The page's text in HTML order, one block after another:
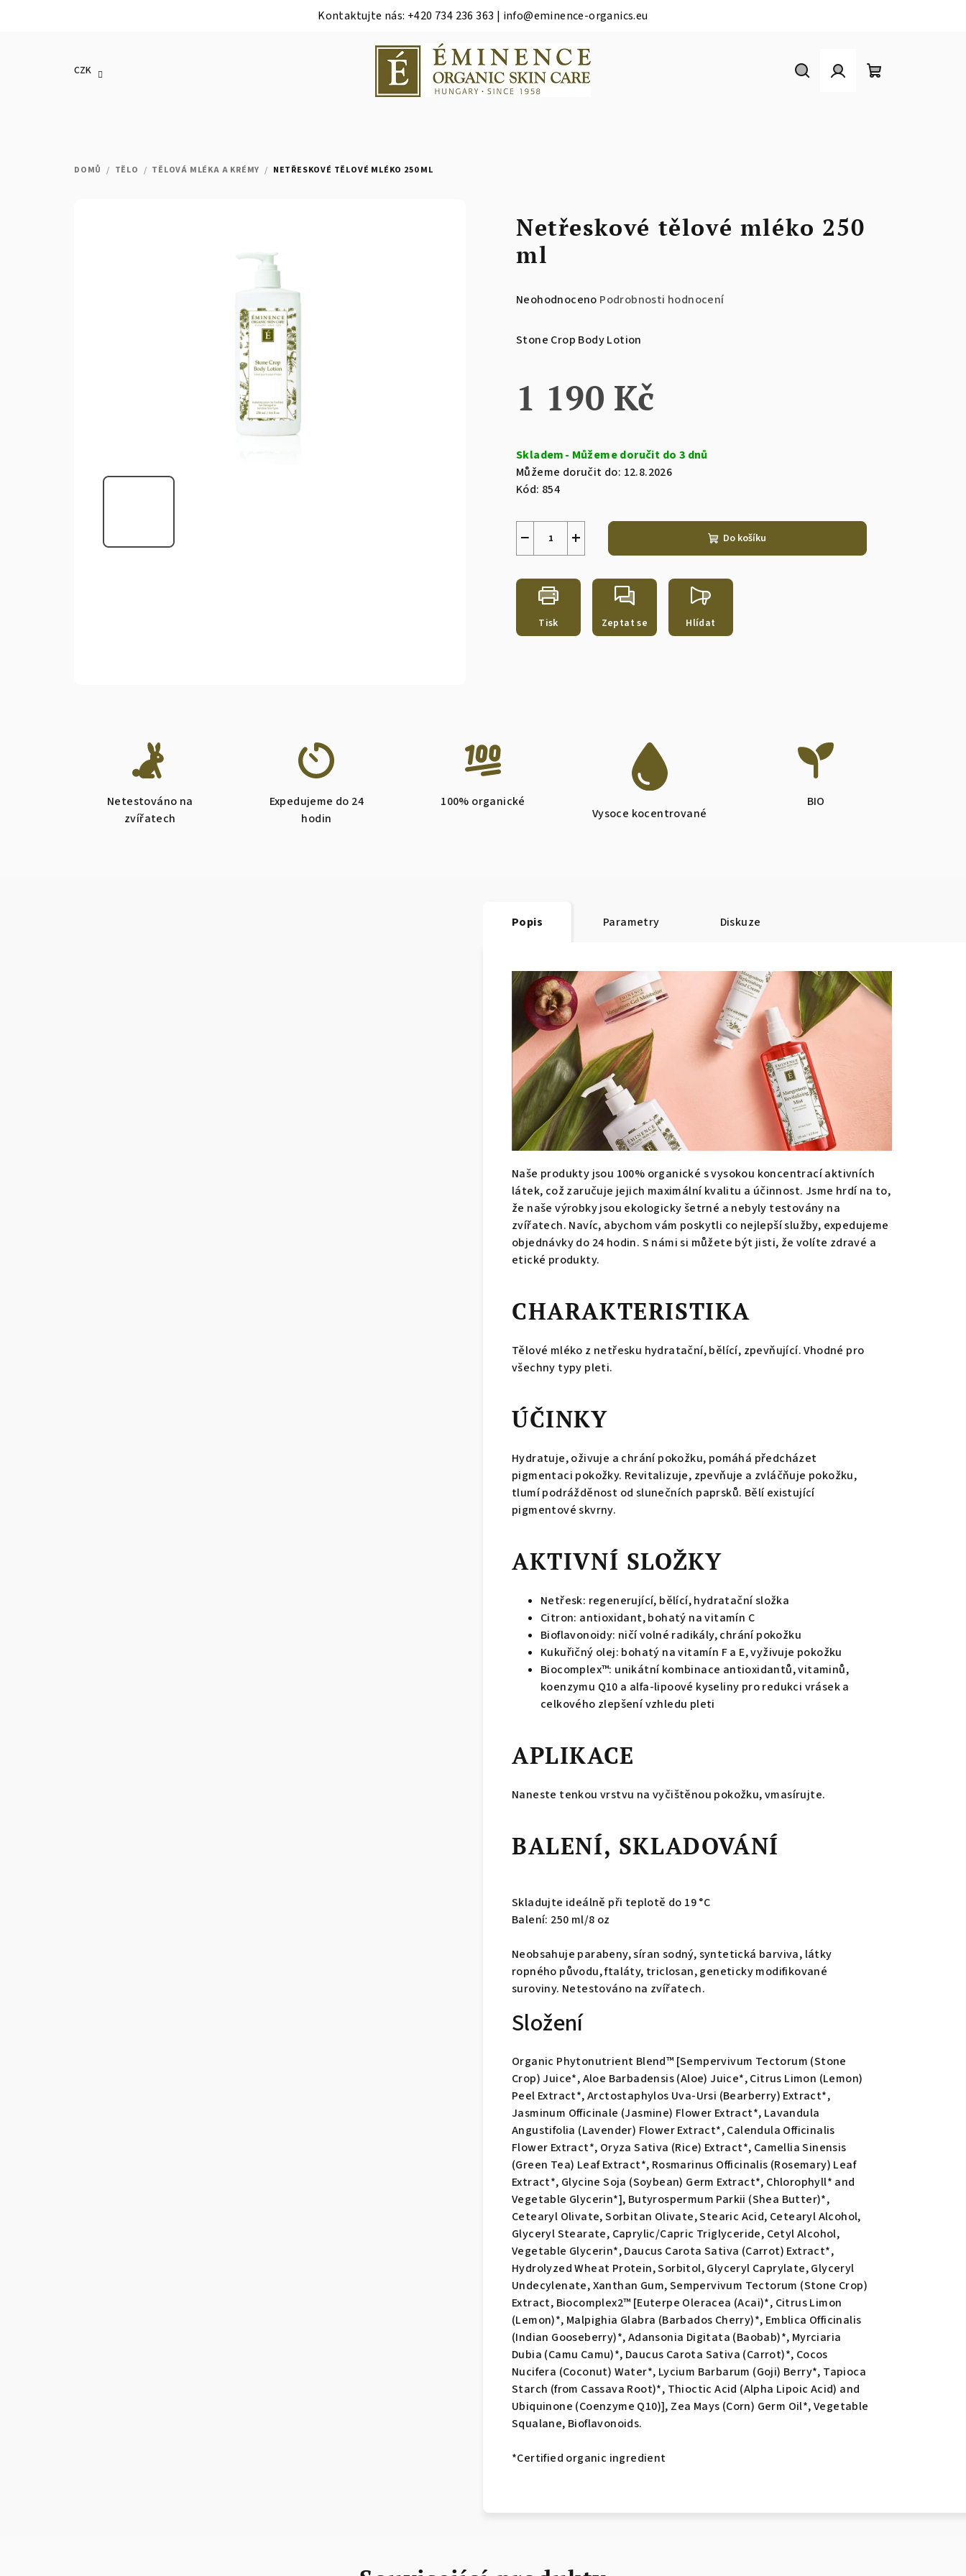
Kontaktujte nás: +420 734 236 363 | info@eminence-organics.eu
CZK
DOMŮ / TĚLO / TĚLOVÁ MLÉKA A KRÉMY / NETŘESKOVÉ TĚLOVÉ MLÉKO 250 ML
Netřeskové tělové mléko 250
ml
Průměrné
produktu
z
Neohodnoceno Podrobnosti hodnocení
Stone Crop Body Lotion
1 190 Kč
cena:
Skladem
Můžeme doručit do: 12.8.2026
Kód: 854
+
− Do košíku
Tisk Zeptat se Hlídat
Netestováno na
zvířatech
Expedujeme do 24
hodin
100% organické
Vysoce kocentrované
BIO
Popis Parametry Diskuze
Naše produkty jsou 100% organické s vysokou koncentrací aktivních
látek, což zaručuje jejich maximální kvalitu a účinnost. Jsme hrdí na to,
že naše výrobky jsou ekologicky šetrné a nebyly testovány na
zvířatech. Navíc, abychom vám poskytli co nejlepší služby, expedujeme
objednávky do 24 hodin. S námi si můžete být jisti, že volíte zdravé a
etické produkty.
CHARAKTERISTIKA
Tělové mléko z netřesku hydratační, bělící, zpevňující. Vhodné pro
všechny typy pleti.
ÚČINKY
Hydratuje, oživuje a chrání pokožku, pomáhá předcházet
pigmentaci pokožky. Revitalizuje, zpevňuje a zvláčňuje pokožku,
tlumí podrážděnost od slunečních paprsků. Bělí existující
pigmentové skvrny.
AKTIVNÍ SLOŽKY
Netřesk: regenerující, bělící, hydratační složka
Citron: antioxidant, bohatý na vitamín C
Bioflavonoidy: ničí volné radikály, chrání pokožku
Kukuřičný olej: bohatý na vitamín F a E, vyživuje pokožku
Biocomplex™: unikátní kombinace antioxidantů, vitaminů,
koenzymu Q10 a alfa-lipoové kyseliny pro redukci vrásek a
celkového zlepšení vzhledu pleti
APLIKACE
Naneste tenkou vrstvu na vyčištěnou pokožku, vmasírujte.
BALENÍ, SKLADOVÁNÍ
Skladujte ideálně při teplotě do 19 °C
Balení: 250 ml/8 oz
Neobsahuje parabeny, síran sodný, syntetická barviva, látky
ropného původu, ftaláty, triclosan, geneticky modifikované
suroviny. Netestováno na zvířatech.
Složení
Organic Phytonutrient Blend™ [Sempervivum Tectorum (Stone
Crop) Juice*, Aloe Barbadensis (Aloe) Juice*, Citrus Limon (Lemon)
Peel Extract*, Arctostaphylos Uva-Ursi (Bearberry) Extract*,
Jasminum Officinale (Jasmine) Flower Extract*, Lavandula
Angustifolia (Lavender) Flower Extract*, Calendula Officinalis
Flower Extract*, Oryza Sativa (Rice) Extract*, Camellia Sinensis
(Green Tea) Leaf Extract*, Rosmarinus Officinalis (Rosemary) Leaf
Extract*, Glycine Soja (Soybean) Germ Extract*, Chlorophyll* and
Vegetable Glycerin*], Butyrospermum Parkii (Shea Butter)*,
Cetearyl Olivate, Sorbitan Olivate, Stearic Acid, Cetearyl Alcohol,
Glyceryl Stearate, Caprylic/Capric Triglyceride, Cetyl Alcohol,
Vegetable Glycerin*, Daucus Carota Sativa (Carrot) Extract*,
Hydrolyzed Wheat Protein, Sorbitol, Glyceryl Caprylate, Glyceryl
Undecylenate, Xanthan Gum, Sempervivum Tectorum (Stone Crop)
Extract, Biocomplex2™ [Euterpe Oleracea (Acai)*, Citrus Limon
(Lemon)*, Malpighia Glabra (Barbados Cherry)*, Emblica Officinalis
(Indian Gooseberry)*, Adansonia Digitata (Baobab)*, Myrciaria
Dubia (Camu Camu)*, Daucus Carota Sativa (Carrot)*, Cocos
Nucifera (Coconut) Water*, Lycium Barbarum (Goji) Berry*, Tapioca
Starch (from Cassava Root)*, Thioctic Acid (Alpha Lipoic Acid) and
Ubiquinone (Coenzyme Q10)], Zea Mays (Corn) Germ Oil*, Vegetable
Squalane, Bioflavonoids.
*Certified organic ingredient